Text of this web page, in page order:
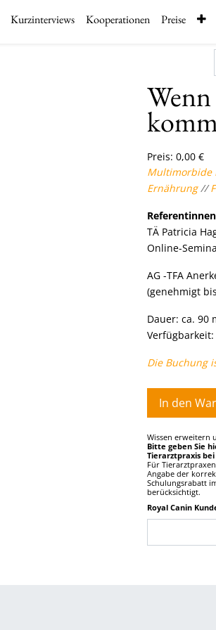
Kurzinterviews Kooperationen Preise
Preis: 0,00 €
Multimorbide
Ernährung//
TÄ Patricia
Online-
AG -TFA
(genehmigt
Dauer: ca. 90
Verfügbarkeit:
Die Buchung
In den
Wissen erweitern
Bitte geben Sie
Tierarztpraxis
Für
Angabe der
Schulungsrabatt
berücksichtigt.
Royal Canin